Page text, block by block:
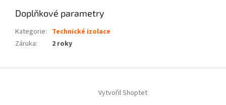
Doplňkové parametry
Kategorie: Technické izolace
Záruka: 2 roky
Vytvořil Shoptet